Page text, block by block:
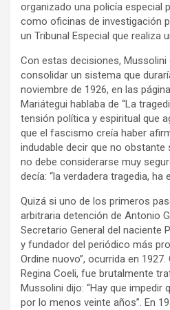
organizado una policía especial
como oficinas de investigación
un Tribunal Especial que realiza
Con estas decisiones, Mussolini
consolidar un sistema que
noviembre de 1926, en las
Mariátegui hablaba de “La
tensión política y espiritual que
que el fascismo creía haber
indudable decir que no
no debe considerarse muy
decía: “la verdadera tragedia, ha
Quizá si uno de los primeros
arbitraria detención de Antonio
Secretario General del naciente
y fundador del periódico más
Ordine nuovo”, ocurrida en
Regina Coeli, fue brutalmente
Mussolini dijo: “Hay que
por lo menos veinte años”. En